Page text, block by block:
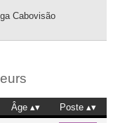
Cabovisão
Âge Poste